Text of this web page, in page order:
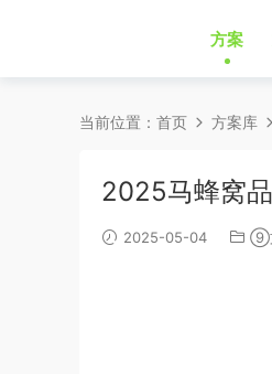
方案
当前位置： 首页 方案库
2025马蜂窝
2025-05-04 ⑨